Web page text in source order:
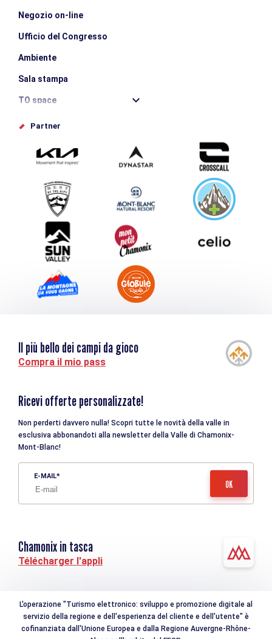
Negozio on-line
Ufficio del Congresso
Ambiente
Sala stampa
TO space
Offices de tourisme
Inviate il vostro evento
Service groupes et séminaires
Scaricare
Turismo e disabilità
Partner
Il più bello dei campi da gioco
Compra il mio pass
Ricevi offerte personalizzate!
Non perderti davvero nulla! Scopri tutte le novità della valle in
esclusiva abbonandoti alla newsletter della Valle di Chamonix-
Mont-Blanc!
E-MAIL
Chamonix in tasca
Télécharger l'appli
L'operazione "Turismo elettronico: sviluppo e promozione digitale al
servizio della regione e dell'esperienza del cliente e dell'utente" è
cofinanziata dall'Unione Europea e dalla Regione Auvergne-Rhône-